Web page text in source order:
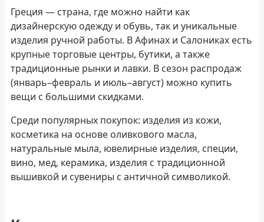
Греция — страна, где можно найти как
дизайнерскую одежду и обувь, так и уникальные
изделия ручной работы. В Афинах и Салониках есть
крупные торговые центры, бутики, а также
традиционные рынки и лавки. В сезон распродаж
(январь–февраль и июль–август) можно купить
вещи с большими скидками.
Среди популярных покупок: изделия из кожи,
косметика на основе оливкового масла,
натуральные мыла, ювелирные изделия, специи,
вино, мед, керамика, изделия с традиционной
вышивкой и сувениры с античной символикой.